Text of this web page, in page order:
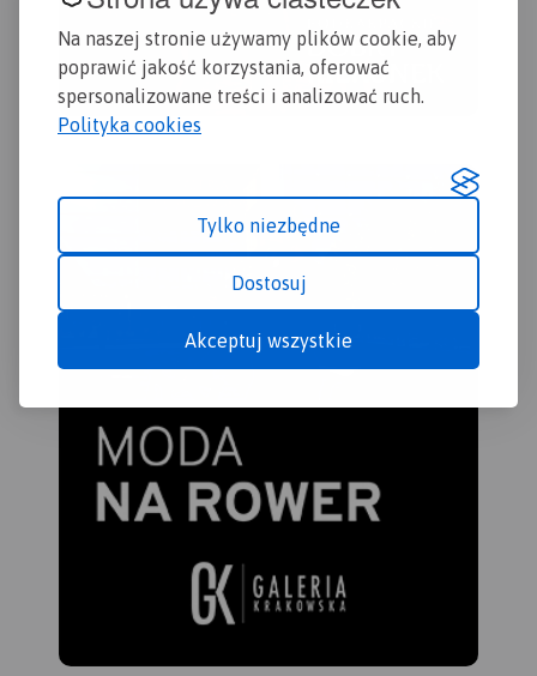
Na naszej stronie używamy plików cookie, aby
poprawić jakość korzystania, oferować
spersonalizowane treści i analizować ruch.
Polityka cookies
Tylko niezbędne
Dostosuj
Akceptuj wszystkie